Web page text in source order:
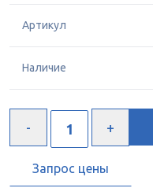
Артикул
Наличие
Запрос цены